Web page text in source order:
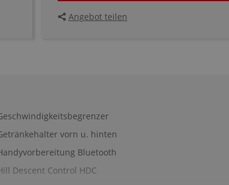
Angebot teilen
vorn u. hinten
Bluetooth
Descent Control HDC